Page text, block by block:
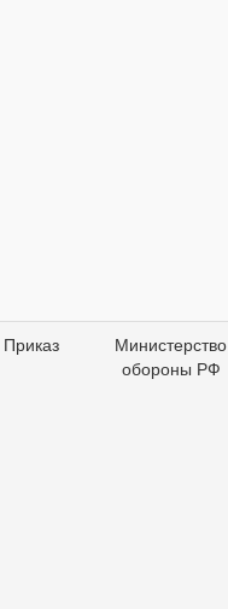
Приказ
Министерство
обороны РФ